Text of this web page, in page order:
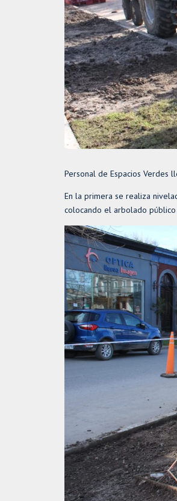
Personal de Espacios Verdes
En la primera se realiza
colocando el arbolado